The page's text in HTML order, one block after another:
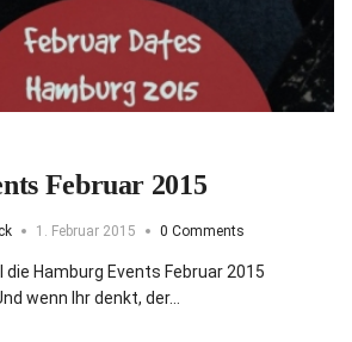
Februar 2015
1. Februar 2015 0 Comments
die Hamburg Events Februar 2015
wenn Ihr denkt, der…